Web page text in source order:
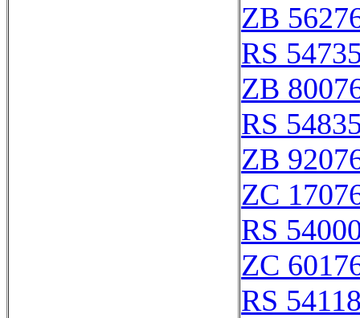
ZB
RS
ZB
RS
ZB
ZC
RS
ZC
RS